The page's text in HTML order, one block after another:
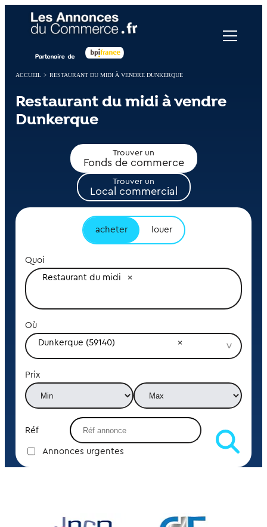
ACCUEIL > RESTAURANT DU MIDI À VENDRE DUNKERQUE
Restaurant du midi à vendre
Dunkerque
Trouver un
Fonds de commerce
Trouver un
Local commercial
acheter louer
Quoi
Restaurant du midi
Où
Dunkerque (59140)
Prix
Réf
Annonces urgentes
Panneau de gestion des cookies